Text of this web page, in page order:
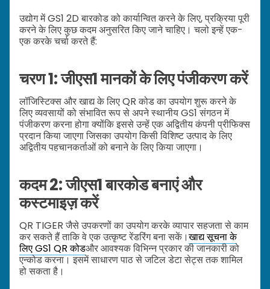
उद्योग में GS1 2D बारकोड को कार्यान्वित करने के लिए, प्रक्रिया पूरी
करने के लिए कुछ कदम अनुसरित किए जाने चाहिए। चलो इन्हें एक-
एक करके चर्चा करते हैं:
चरण 1: जीएस1 मानकों के लिए पंजीकरण करें
लॉजिस्टिक्स और खाद्य के लिए QR कोड का उपयोग शुरू करने के
लिए व्यवसायों को संभावित रूप से अपने स्थानीय GS1 संगठन में
पंजीकरण करना होगा क्योंकि इससे उन्हें एक अद्वितीय कंपनी प्रीफिक्स
प्रदान किया जाएगा जिसका उपयोग किसी विशिष्ट उत्पाद के लिए
अद्वितीय पहचानकर्ताओं को बनाने के लिए किया जाएगा।
कदम 2: जीएस1 बारकोड बनाएं और
कस्टमाइज़ करें
QR TIGER जैसे उपकरणों का उपयोग करके व्यापार सहजता से काम
कर सकते हैं ताकि वे एक उत्कृष्ट रेंडरिंग बना सकें।खाद्य सूचना के
लिए GS1 QR कोडऔर आवश्यक विभिन्न प्रकार की जानकारी को
एन्कोड करना। इसमें साधारण पाठ से जटिल डेटा सेट्स तक शामिल
हो सकता है।